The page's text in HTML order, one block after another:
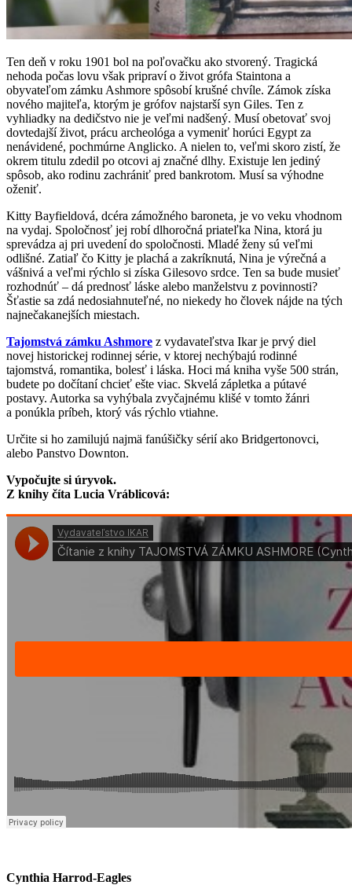
Ten deň v roku 1901 bol na poľovačku ako stvorený. Tragická
nehoda počas lovu však pripraví o život grófa Staintona a
obyvateľom zámku Ashmore spôsobí krušné chvíle. Zámok získa
nového majiteľa, ktorým je grófov najstarší syn Giles. Ten z
vyhliadky na dedičstvo nie je veľmi nadšený. Musí obetovať svoj
dovtedajší život, prácu archeológa a vymeniť horúci Egypt za
nenávidené, pochmúrne Anglicko. A nielen to, veľmi skoro zistí, že
okrem titulu zdedil po otcovi aj značné dlhy. Existuje len jediný
spôsob, ako rodinu zachrániť pred bankrotom. Musí sa výhodne
oženiť.
Kitty Bayfieldová, dcéra zámožného baroneta, je vo veku vhodnom
na vydaj. Spoločnosť jej robí dlhoročná priateľka Nina, ktorá ju
sprevádza aj pri uvedení do spoločnosti. Mladé ženy sú veľmi
odlišné. Zatiaľ čo Kitty je plachá a zakríknutá, Nina je výrečná a
vášnivá a veľmi rýchlo si získa Gilesovo srdce. Ten sa bude musieť
rozhodnúť – dá prednosť láske alebo manželstvu z povinnosti?
Šťastie sa zdá nedosiahnuteľné, no niekedy ho človek nájde na tých
najnečakanejších miestach.
Tajomstvá zámku Ashmore z vydavateľstva Ikar je prvý diel
novej historickej rodinnej série, v ktorej nechýbajú rodinné
tajomstvá, romantika, bolesť i láska. Hoci má kniha vyše 500 strán,
budete po dočítaní chcieť ešte viac. Skvelá zápletka a pútavé
postavy. Autorka sa vyhýbala zvyčajnému klišé v tomto žánri
a ponúkla príbeh, ktorý vás rýchlo vtiahne.
Určite si ho zamilujú najmä fanúšičky sérií ako Bridgertonovci,
alebo Panstvo Downton.
Vypočujte si úryvok.
Z knihy číta Lucia Vráblicová:
Cynthia Harrod-Eagles